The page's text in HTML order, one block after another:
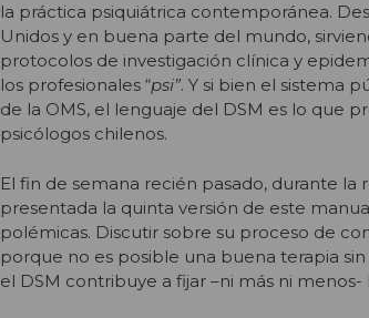
la práctica psiquiátrica contemporánea.
Unidos y en buena parte del mundo,
protocolos de investigación clínica y
los profesionales “psi”. Y si bien el sistema
de la OMS, el lenguaje del DSM es lo que
psicólogos chilenos.
El fin de semana recién pasado, durante la
presentada la quinta versión de este
polémicas. Discutir sobre su proceso de
porque no es posible una buena terapia
el DSM contribuye a fijar –ni más ni